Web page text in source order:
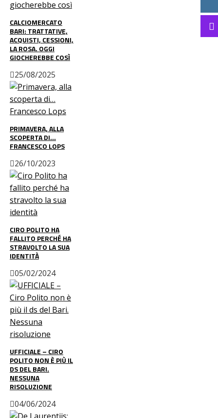
CALCIOMERCATO
BARI: TRATTATIVE,
ACQUISTI, CESSIONI,
LA ROSA. OGGI
GIOCHEREBBE COSÌ
25/08/2025
PRIMAVERA, ALLA
SCOPERTA DI…
FRANCESCO LOPS
26/10/2023
CIRO POLITO HA
FALLITO PERCHÉ HA
STRAVOLTO LA SUA
IDENTITÀ
05/02/2024
UFFICIALE – CIRO
POLITO NON È PIÙ IL
DS DEL BARI.
NESSUNA
RISOLUZIONE
04/06/2024